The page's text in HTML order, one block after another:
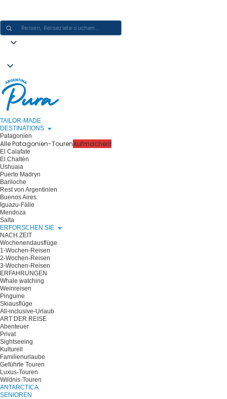
TAILOR-MADE
DESTINATIONS
Patagonien
Alle Patagonien-TourenAufmachen!
El Calafate
El Chaltén
Ushuaia
Puerto Madryn
Bariloche
Rest von Argentinien
Buenos Aires
Iguazu-Fälle
Mendoza
Salta
ERFORSCHEN SIE
NACH ZEIT
Wochenendausflüge
1-Wochen-Reisen
2-Wochen-Reisen
3-Wochen-Reisen
ERFAHRUNGEN
Whale watching
Weinreisen
Pinguine
Skiausflüge
All-inclusive-Urlaub
ART DER REISE
Abenteuer
Privat
Sightseeing
Kulturell
Familienurlaube
Geführte Touren
Luxus-Touren
Wildnis-Touren
ANTARCTICA
SENIOREN